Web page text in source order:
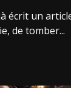
écrit un
de tomber...